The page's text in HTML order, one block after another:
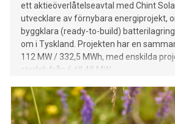
ett aktieöverlåtelseavtal med Chint
utvecklare av förnybara energiprojekt,
byggklara (ready-to-build)
om i Tyskland. Projekten har en
112 MW / 332,5 MWh, med enskilda
storlek från 6 till 48 MW.